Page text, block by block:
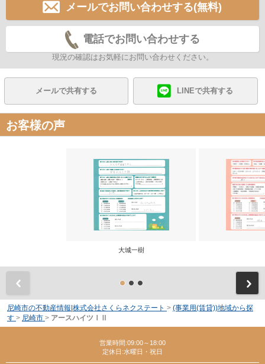
メールでお問い合わせする(無料)
電話でお問い合わせする
現況の確認はお気軽にお問い合わせください。
メールで共有する LINEで共有する
お客様の声
大城一樹
尼崎市の不動産情報|株式会社さくらネクステート > (事業用(賃貸))地域から探
す > 尼崎市 > アースハイツⅠⅡ
営業時間:09:00～18:00
定休日:水曜日・祝日